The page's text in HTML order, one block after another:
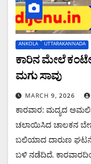
ANKOLA UTTARAKANNADA
ಕಾರಿನ ಮೇಲೆ
ಮಗು ಸಾವು
MARCH 9, 2026
ಕಾರವಾರ: ಮದ್ಯದ
ಚಲಾಯಿಸಿದ ಚಾಲಕನ
ಬಲಿಯಾದ ದಾರುಣ ಘಟನೆ
ಬಳಿ ನಡೆದಿದೆ.